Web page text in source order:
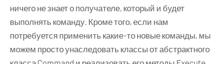
{
()
Invoker invoker =
new
Invoker ();
ничего не знает о получателе, который и будет
выполнять команду. Кроме того, если нам
потребуется применить какие-то новые команды, мы
можем просто унаследовать классы от абстрактного